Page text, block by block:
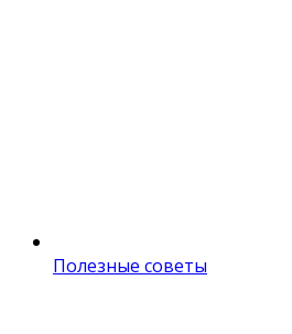
Полезные советы